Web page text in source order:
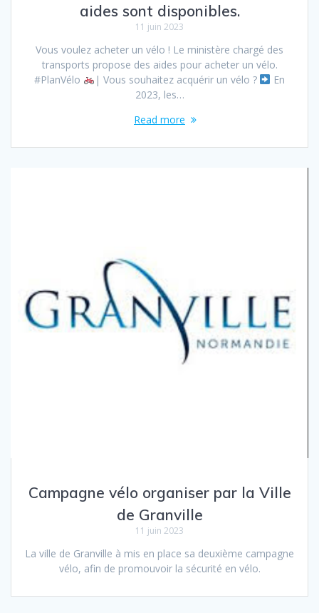
aides sont disponibles.
11 juin 2023
Vous voulez acheter un vélo ! Le ministère chargé des
transports propose des aides pour acheter un vélo.
#PlanVélo
| Vous souhaitez acquérir un vélo ?
En
2023, les…
Read more
Campagne vélo organiser par la Ville
de Granville
11 juin 2023
La ville de Granville à mis en place sa deuxième campagne
vélo, afin de promouvoir la sécurité en vélo.